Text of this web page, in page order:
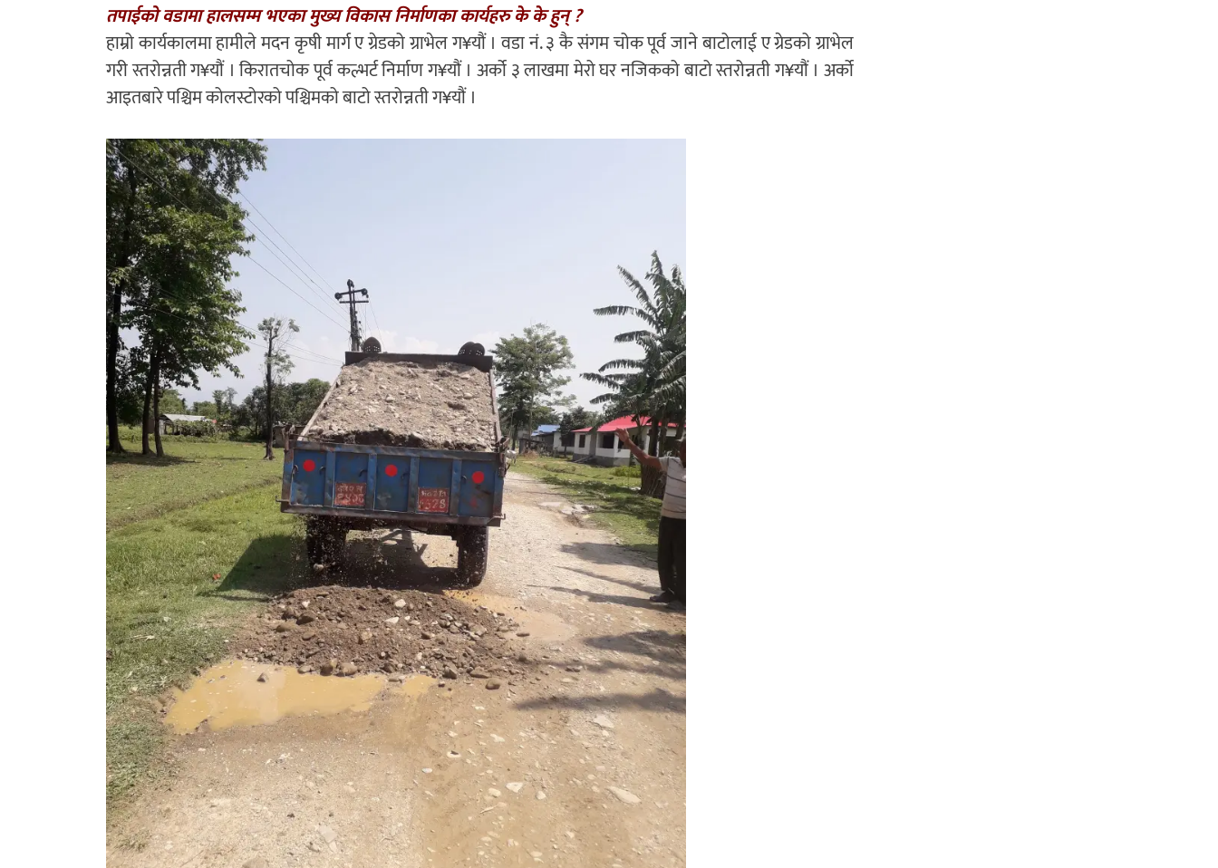
तपाईको वडामा हालसम्म भएका मुख्य विकास निर्माणका कार्यहरु के के हुन् ?
हाम्रो कार्यकालमा हामीले मदन कृषी मार्ग ए ग्रेडको ग्राभेल ग¥यौं । वडा नं. ३ कै संगम चोक पूर्व जाने बाटोलाई ए ग्रेडको ग्राभेल
गरी स्तरोन्नती ग¥यौं । किरातचोक पूर्व कल्भर्ट निर्माण ग¥यौं । अर्को ३ लाखमा मेरो घर नजिकको बाटो स्तरोन्नती ग¥यौं । अर्को
आइतबारे पश्चिम कोलस्टोरको पश्चिमको बाटो स्तरोन्नती ग¥यौं ।